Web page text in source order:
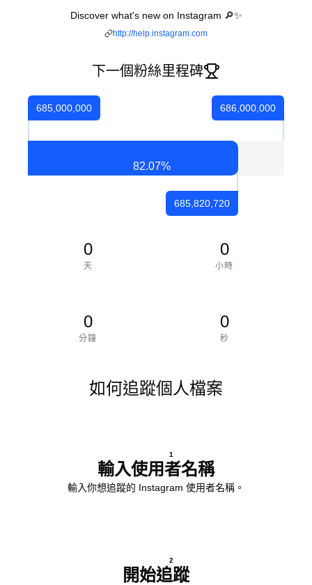
Discover what's new on Instagram 🔎✨
http://help.instagram.com
下一個粉絲里程碑
685,000,000
82.07%
685,820,720
686,000,000
0
天
0
小時
0
分鐘
0
秒
如何追蹤個人檔案
1
輸入使用者名稱
輸入你想追蹤的 Instagram 使用者名稱。
2
開始追蹤